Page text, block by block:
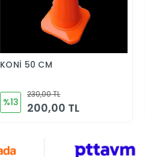
Sepete Ekle
KONİ 50 CM
%13
230,00 TL
200,00 TL